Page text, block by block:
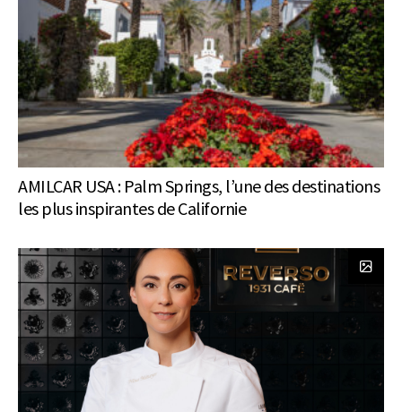
AMILCAR USA : Palm Springs, l’une des destinations
les plus inspirantes de Californie